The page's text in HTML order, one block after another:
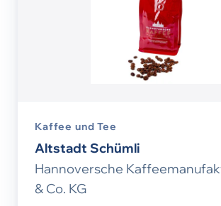
Kaffee und Tee
Altstadt Schümli
Hannoversche
& Co. KG